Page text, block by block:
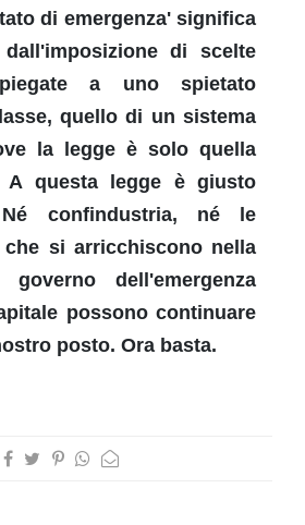
di emergenza' significa
di scelte
a uno spietato
quello di un sistema
la legge è solo quella
questa legge è giusto
Né confindustria, né le
che si arricchiscono nella
dell'emergenza
possono continuare
posto. Ora basta.